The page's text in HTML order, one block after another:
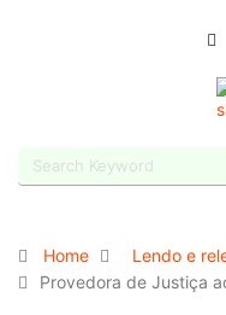
Home
Lendo e
Provedora de Justiça